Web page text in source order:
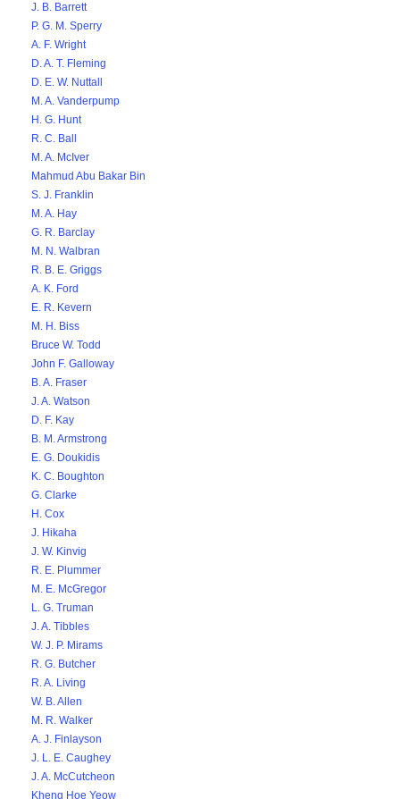
J. B. Barrett
P. G. M. Sperry
A. F. Wright
D. A. T. Fleming
D. E. W. Nuttall
M. A. Vanderpump
H. G. Hunt
R. C. Ball
M. A. McIver
Mahmud Abu Bakar Bin
S. J. Franklin
M. A. Hay
G. R. Barclay
M. N. Walbran
R. B. E. Griggs
A. K. Ford
E. R. Kevern
M. H. Biss
Bruce W. Todd
John F. Galloway
B. A. Fraser
J. A. Watson
D. F. Kay
B. M. Armstrong
E. G. Doukidis
K. C. Boughton
G. Clarke
H. Cox
J. Hikaha
J. W. Kinvig
R. E. Plummer
M. E. McGregor
L. G. Truman
J. A. Tibbles
W. J. P. Mirams
R. G. Butcher
R. A. Living
W. B. Allen
M. R. Walker
A. J. Finlayson
J. L. E. Caughey
J. A. McCutcheon
Kheng Hoe Yeow